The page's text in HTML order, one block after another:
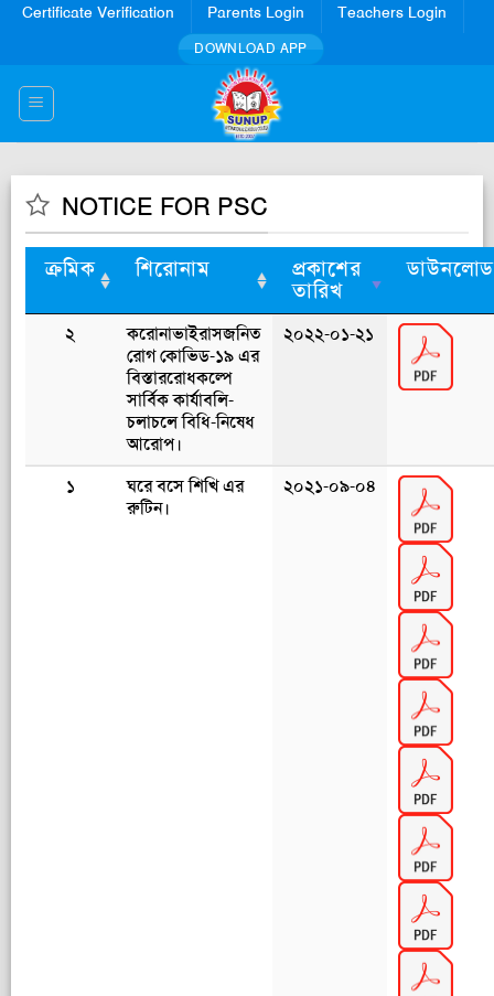
SkipCertificate Verification Parents Login Teachers Login
DOWNLOAD APP
NOTICE FOR PSC
ক্রমিক শিরোনাম
প্রকাশের
তারিখ
ডাউনলোড
২
করোনাভাইরাসজনিত
রোগ কোভিড-১৯ এর
বিস্তাররোধকল্পে
সার্বিক কার্যাবলি-
চলাচলে বিধি-নিষেধ
আরোপ।
২০২২-০১-২১
১
ঘরে বসে শিখি এর
রুটিন।
২০২১-০৯-০৪